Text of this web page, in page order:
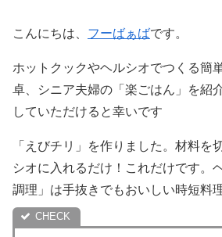
こんにちは、 フーばぁばです。
ホットクックやヘルシオでつくる簡
卓、シニア夫婦の「楽ごはん」を紹
していただけると幸いです
「えびチリ」を作りました。材料を
シオに入れるだけ！これだけです。
調理」は手抜きでもおいしい時短料